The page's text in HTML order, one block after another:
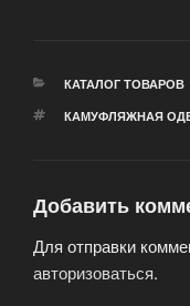
РУБРИКИ
КАТАЛОГ ТОВАРОВ
МЕТКИ
КАМУФЛЯЖНАЯ
Добавить
Для отправки
авторизоваться.